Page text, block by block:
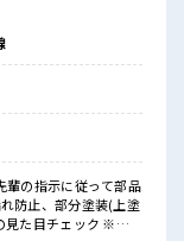
況による
迎バスもあり
きるテーマパーク
違いなし！
輩の指示に従って部品
防止、部分塗装(上塗
見た目チェック ※適